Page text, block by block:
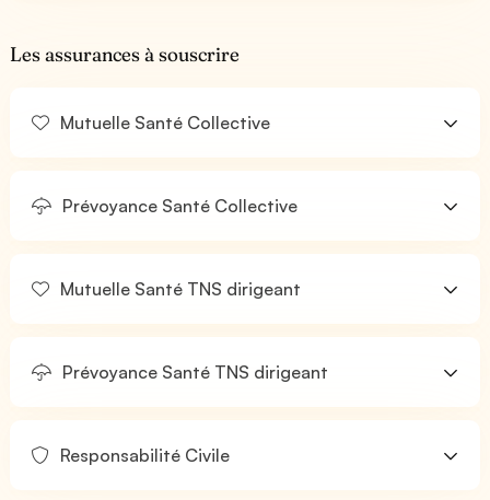
Les assurances à souscrire
Mutuelle Santé Collective
Prévoyance Santé Collective
Mutuelle Santé TNS dirigeant
Prévoyance Santé TNS dirigeant
Responsabilité Civile